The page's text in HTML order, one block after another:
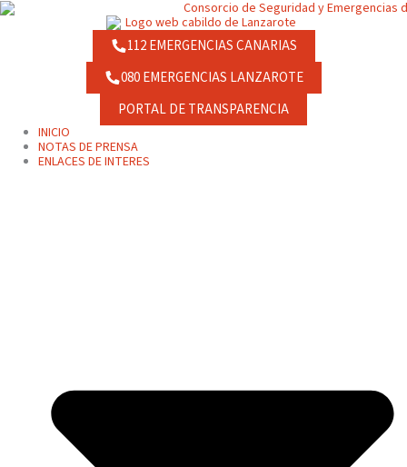
contenido
Ir
al
112 EMERGENCIAS CANARIAS
080 EMERGENCIAS LANZAROTE
PORTAL DE TRANSPARENCIA
INICIO
NOTAS DE PRENSA
ENLACES DE INTERES